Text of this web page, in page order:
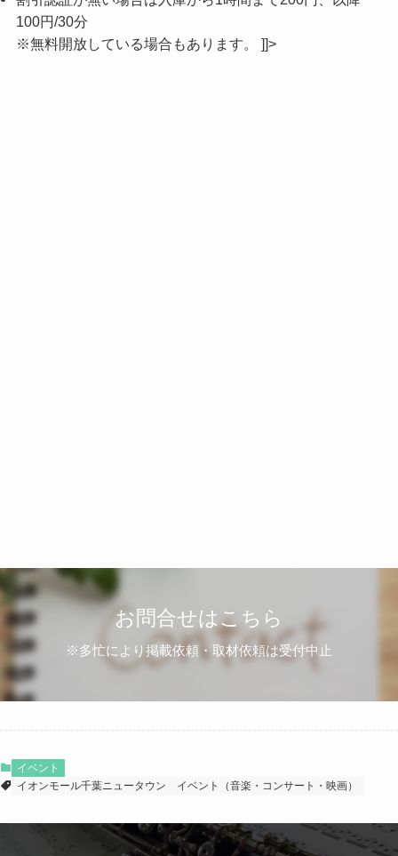
100円/30分
※無料開放している場合もあります。 ]]>
お問合せはこちら
※多忙により掲載依頼・取材依頼は受付中止
イベント
イオンモール千葉ニュータウン
イベント（音楽・コンサート・映画）